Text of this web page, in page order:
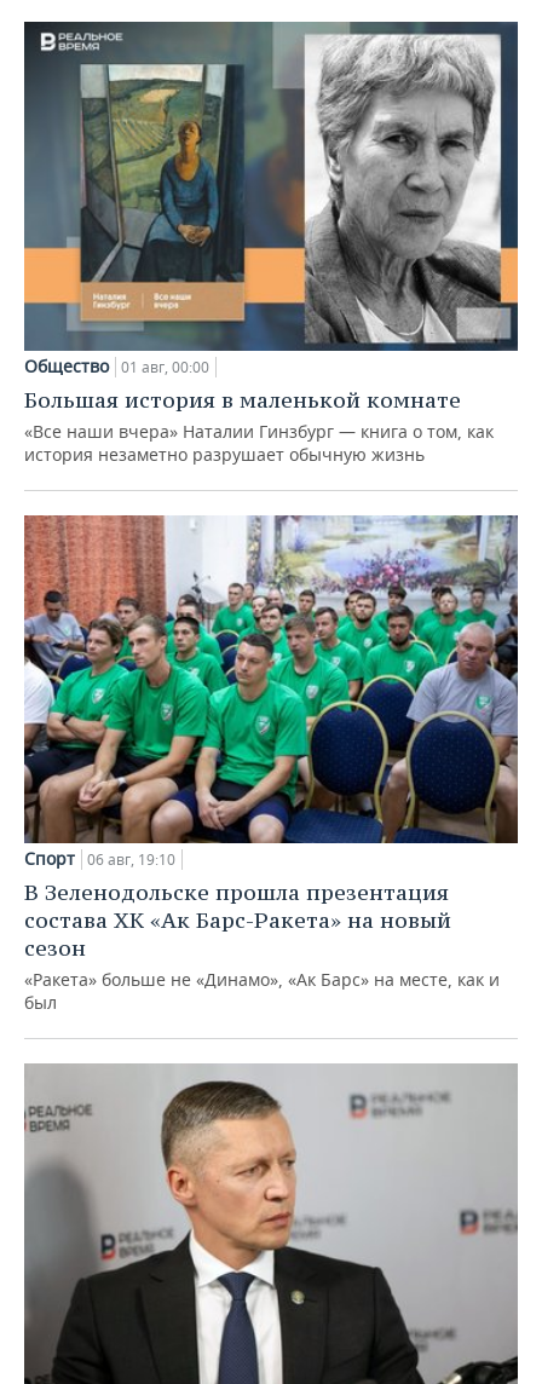
Общество 01 авг, 00:00
Большая история в маленькой комнате
«Все наши вчера» Наталии Гинзбург — книга о том, как
история незаметно разрушает обычную жизнь
Спорт 06 авг, 19:10
В Зеленодольске прошла презентация
состава ХК «Ак Барс-Ракета» на новый
сезон
«Ракета» больше не «Динамо», «Ак Барс» на месте, как и
был